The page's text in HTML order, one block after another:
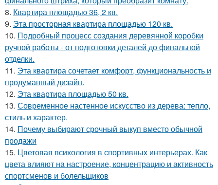
8. Квартира площадью 36, 2 кв.
9. Эта просторная квартира площадью 120 кв.
10. Подробный процесс создания деревянной коробки
ручной работы - от подготовки деталей до финальной
отделки.
11. Эта квартира сочетает комфорт, функциональность и
продуманный дизайн.
12. Эта квартира площадью 50 кв.
13. Современное настенное искусство из дерева: тепло,
стиль и характер.
14. Почему выбирают срочный выкуп вместо обычной
продажи
15. Цветовая психология в спортивных интерьерах. Как
цвета влияют на настроение, концентрацию и активность
спортсменов и болельщиков